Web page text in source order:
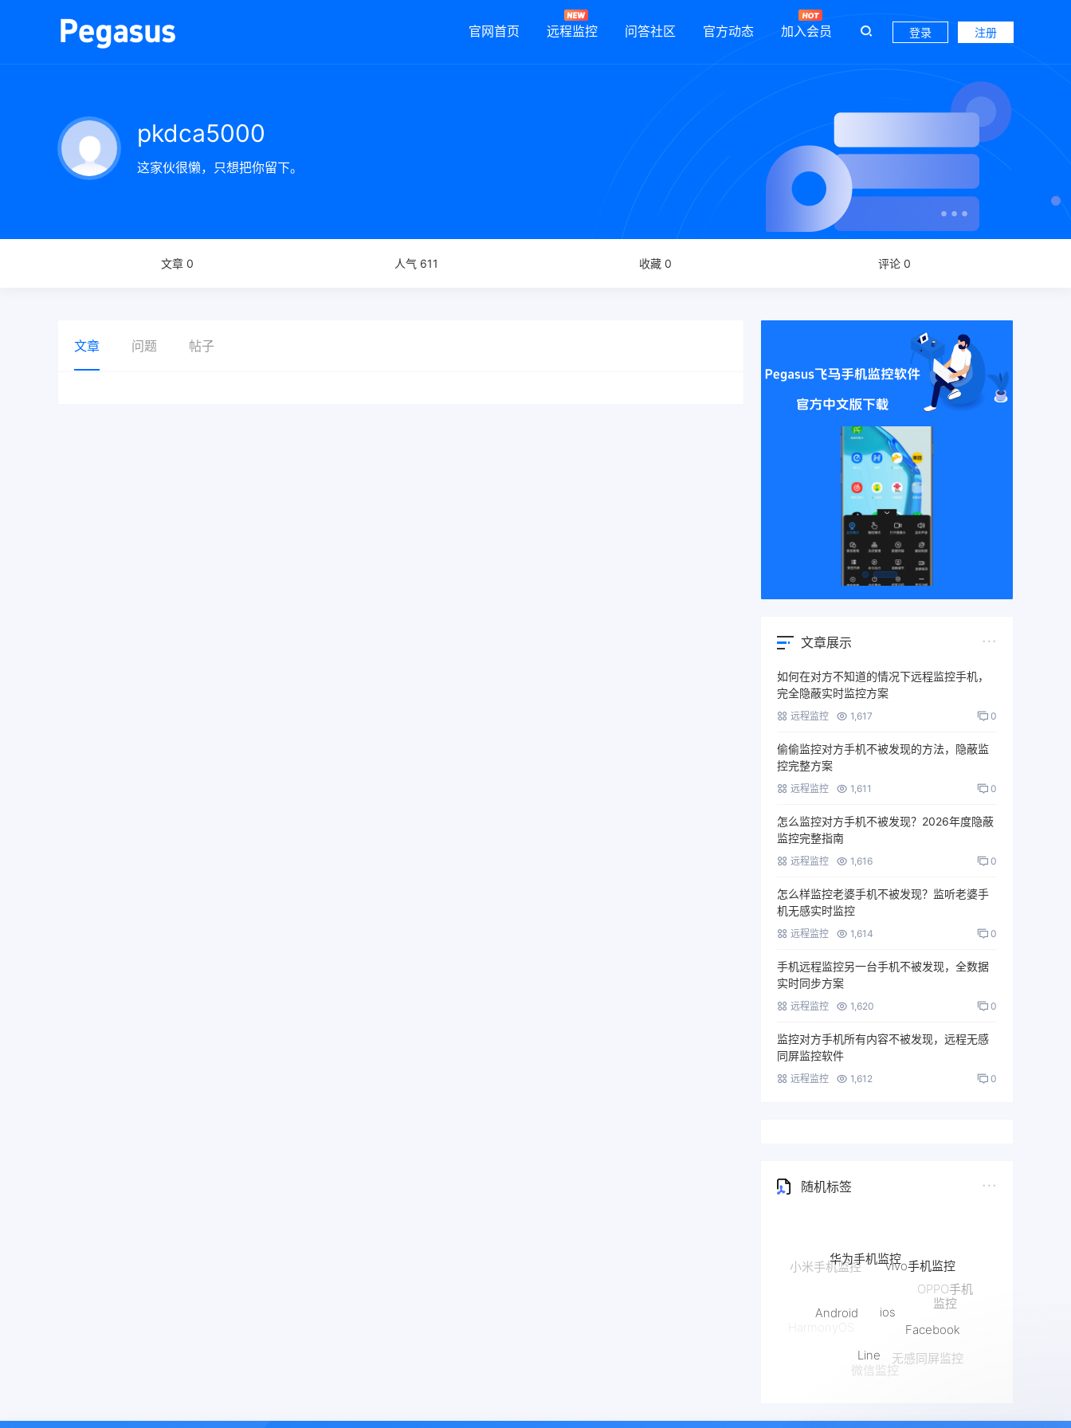
官网首页 远程监控 问答社区 官方动态 加入会员 登录 注册
pkdca5000
这家伙很懒，只想把你留下。
文章 0 人气 611 收藏 0 评论 0
文章 问题 帖子
文章展示
如何在对方不知道的情况下远程监控手机，
完全隐蔽实时监控方案
远程监控 1,617 0
偷偷监控对方手机不被发现的方法，隐蔽监
控完整方案
远程监控 1,611 0
怎么监控对方手机不被发现？2026年度隐蔽
监控完整指南
远程监控 1,616 0
怎么样监控老婆手机不被发现？监听老婆手
机无感实时监控
远程监控 1,614 0
手机远程监控另一台手机不被发现，全数据
实时同步方案
远程监控 1,620 0
监控对方手机所有内容不被发现，远程无感
同屏监控软件
远程监控 1,612 0
随机标签
vivo手机监控
OPPO手机
监控
无感同屏监控
微信监控